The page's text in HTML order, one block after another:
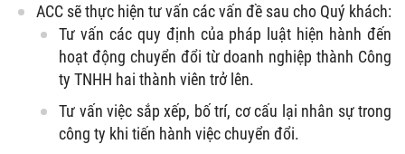
ACC sẽ thực hiện tư vấn các vấn đề sau cho Quý khách:
Tư vấn các quy định của pháp luật hiện hành đến
hoạt động chuyển đổi từ doanh nghiệp thành Công
ty TNHH hai thành viên trở lên.
Tư vấn việc sắp xếp, bố trí, cơ cấu lại nhân sự trong
công ty khi tiến hành việc chuyển đổi.